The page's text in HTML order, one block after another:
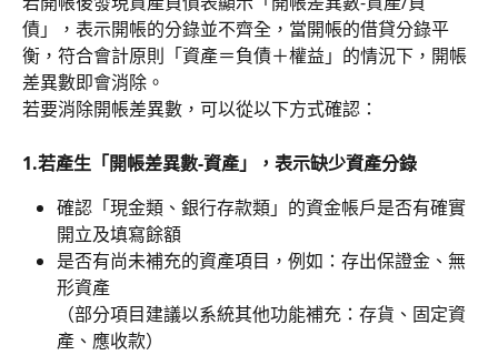
債」，表示開帳的分錄並不齊全，當開帳的借貸分錄平
衡，符合會計原則「資產＝負債＋權益」的情況下，開帳
差異數即會消除。
若要消除開帳差異數，可以從以下方式確認：
1.若產生「開帳差異數-資產」，表示缺少資產分錄
確認「現金類、銀行存款類」的資金帳戶是否有確實
開立及填寫餘額
是否有尚未補充的資產項目，例如：存出保證金、無
形資產
（部分項目建議以系統其他功能補充：存貨、固定資
產、應收款）